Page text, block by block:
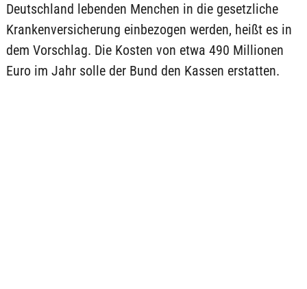
Deutschland lebenden Menchen in die gesetzliche
Krankenversicherung einbezogen werden, heißt es in
dem Vorschlag. Die Kosten von etwa 490 Millionen
Euro im Jahr solle der Bund den Kassen erstatten.